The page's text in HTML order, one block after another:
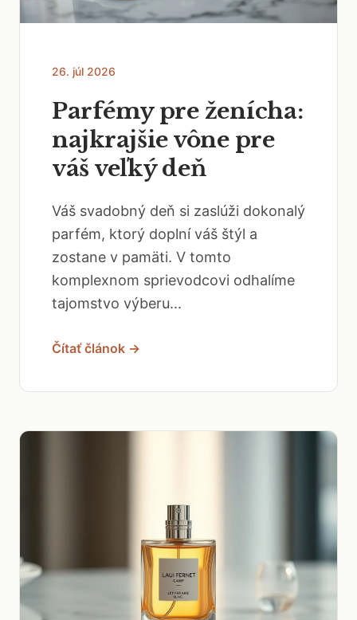
26. júl 2026
Parfémy pre ženícha:
najkrajšie vône pre
váš veľký deň
Váš svadobný deň si zaslúži dokonalý
parfém, ktorý doplní váš štýl a
zostane v pamäti. V tomto
komplexnom sprievodcovi odhalíme
tajomstvo výberu...
Čítať článok →